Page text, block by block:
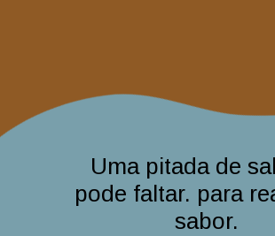
Uma pitada de
pode faltar. para
sabor.